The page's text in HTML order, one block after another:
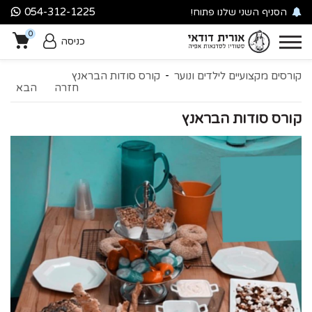
הסניף השני שלנו פתוח!
סניף עין כרם
מילואימניקים? מגיעה לכם
הטבה
054-312-1225
0
0
כניסה
קורסים מקצועיים לילדים ונוער - קורס סודות הבראנץ
הבא
חזרה
קורס סודות הבראנץ